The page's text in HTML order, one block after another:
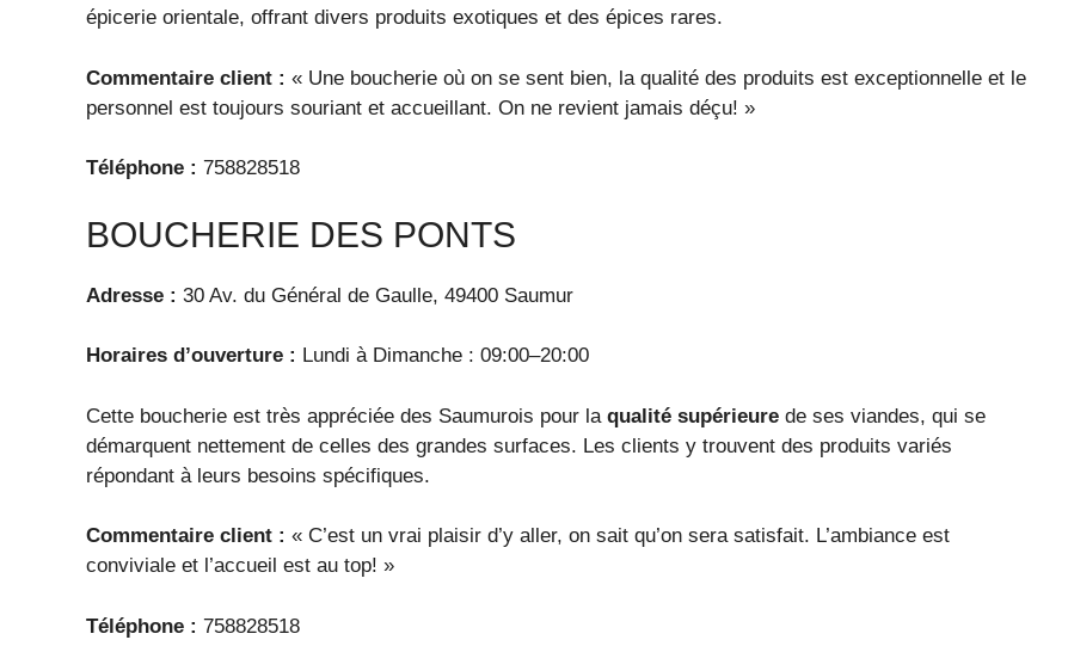
épicerie orientale, offrant divers produits exotiques et des épices rares.
Commentaire client : « Une boucherie où on se sent bien, la qualité des produits est exceptionnelle et le
personnel est toujours souriant et accueillant. On ne revient jamais déçu! »
Téléphone : 758828518
BOUCHERIE DES PONTS
Adresse : 30 Av. du Général de Gaulle, 49400 Saumur
Horaires d’ouverture : Lundi à Dimanche : 09:00–20:00
Cette boucherie est très appréciée des Saumurois pour la qualité supérieure de ses viandes, qui se
démarquent nettement de celles des grandes surfaces. Les clients y trouvent des produits variés
répondant à leurs besoins spécifiques.
Commentaire client : « C’est un vrai plaisir d’y aller, on sait qu’on sera satisfait. L’ambiance est
conviviale et l’accueil est au top! »
Téléphone : 758828518